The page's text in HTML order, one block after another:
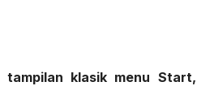
tampilan klasik menu Start,